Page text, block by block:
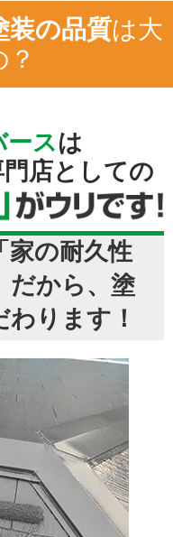
装の品質は大
ースは
店としての
家の耐久性
だから、塗
ります！